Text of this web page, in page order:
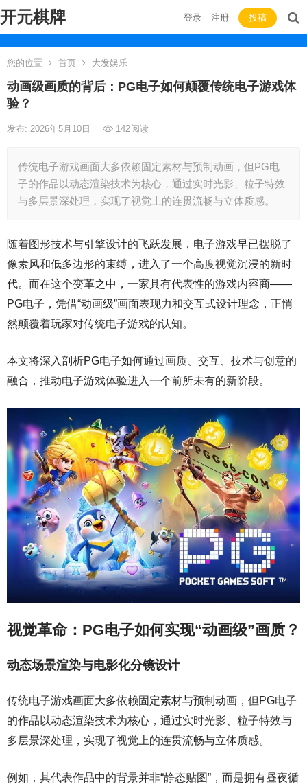
开元棋牌 登录 注册 投稿
您的位置 首页 大发娱乐
动画级画质的背后：PG电子如何颠覆传统电子游戏体
验？
发布: 2026年5月10日 142阅读
传统电子游戏画面大多依赖固定素材与预制动画，但PG电
子的作品以动态渲染技术为核心，通过实时光影、粒子特效
与多层景深处理，实现了视觉上的连贯流畅与立体质感。
随着图形技术与引擎设计的飞跃发展，电子游戏早已摆脱了
像素风和低多边形的束缚，进入了一个高度视觉沉浸的新时
代。而在这个变革之中，一家具有代表性的游戏内容商——
PG电子，凭借“动画级”画面表现力和交互式设计理念，正悄
然颠覆着玩家对传统电子游戏的认知。
本文将深入剖析PG电子如何通过画质、交互、技术与创意的
融合，推动电子游戏体验进入一个前所未有的新阶段。
视觉革命：PG电子如何实现“动画级”画质？
动态场景渲染与电影化分镜设计
传统电子游戏画面大多依赖固定素材与预制动画，但PG电子
的作品以动态渲染技术为核心，通过实时光影、粒子特效与
多层景深处理，实现了视觉上的连贯流畅与立体质感。
例如，其代表作品中的背景并非“静态贴图”，而是拥有昼夜循